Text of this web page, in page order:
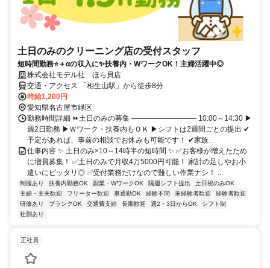
土日のみのクリーニング店の受付スタッフ
短時間勤務⭐＋αの収入に✨扶養内・WワークOK！主婦活躍中◎
株式会社モデル社 ほら貝店
交通・アクセス 「相生山駅」から徒歩8分
時給1,200円
愛知県名古屋市緑区
勤務時間詳細 ⏩土日のみの募集 ――――――――― 10:00～14:30 ▶
週2日勤務 ▶Ｗワーク・扶養内もＯＫ ▶シフトは2週間ごとの提出 ✔
予定があれば、事前の相談でお休みも可能です！ ✔家族...
仕事内容 ✨ 土日のみ×10～14時半の短時間 ✨ ✅お客様が増えたため
に増員募集！ ✅土日のみで月収4万5000円可能！ 家計の足しやお小
遣いにピッタリ◎ ✅受付業務だけなので難しい作業ナシ！ ...
制服あり 扶養内勤務OK 副業・WワークOK 隔週シフト提出
土日祝のみOK
主婦・主夫歓迎
フリーター歓迎 車通勤OK 経験不問 未経験者歓迎
経験者歓迎
研修あり
ブランクOK 交通費支給 長期歓迎 週2・3日からOK
シフト制
社割あり
正社員